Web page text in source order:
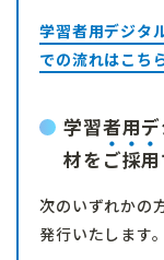
学習者用デジタ
での流れはこち
学習者用
材を ご採
次のいずれかの
発行いたします。